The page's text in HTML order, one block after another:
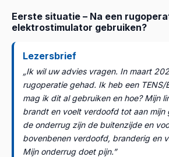
je het beste kunt laten verwijzen (
aanmerking komen. Daarmee ontsnap
specialist terecht.
Wat kan ik wél doen? Uitleggen welke
onderzoeken mogelijk zijn. Maar een
Een individueel dagelijks protocol
, omdat ik daarvoor
huidige fysieke toestand moet
periodiek moet volgen en evalueren.
iemand die je regelmatig ziet,
beoordeelt: je behandelend arts of
Eerste situatie – Na een
elektrostimulator gebruiken?
Lezersbrief
„Ik wil uw advies vragen. In maart
rugoperatie gehad. Ik heb een TENS/
mag ik dit al gebruiken en hoe? Mijn
brandt en voelt verdoofd tot aan mijn
de onderrug zijn de buitenzijde en
bovenbenen verdoofd, branderig en
Mijn onderrug doet pijn.”